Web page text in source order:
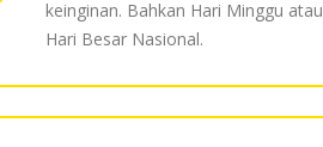
keinginan. Bahkan Hari Minggu atau
Hari Besar Nasional.